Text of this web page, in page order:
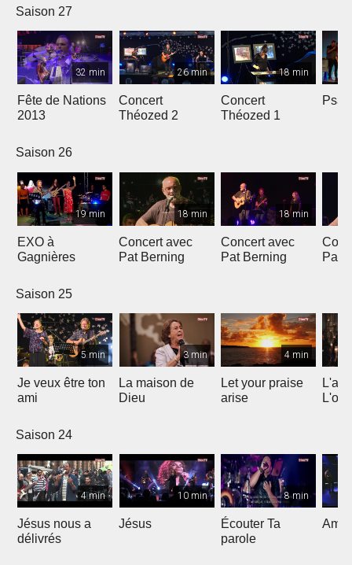
Saison 27
32 min
Fête de Nations
2013
26 min
Concert
Théozed 2
18 min
Concert
Théozed 1
Saison 26
19 min
EXO à
Gagnières
18 min
Concert avec
Pat Berning
18 min
Concert avec
Pat Berning
Pat
Saison 25
5 min
Je veux être ton
ami
3 min
La maison de
Dieu
4 min
Let your praise
arise
Saison 24
4 min
Jésus nous a
délivrés
10 min
Jésus
8 min
Écouter Ta
parole
Ami